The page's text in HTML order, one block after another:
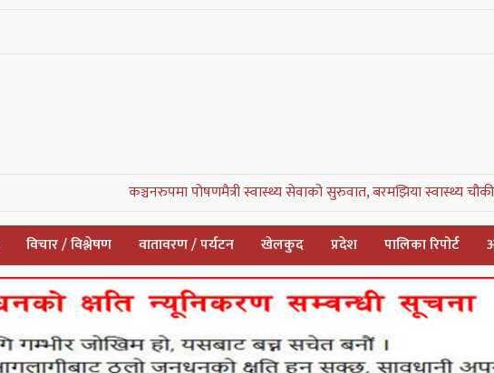
कञ्चनरुपमा पोषणमैत्री स्वास्थ्य सेवाको सुरुवात, बरमझिया स्वास्थ्य चौकी पहिलो घोषित |
विचार / विश्लेषण वातावरण / पर्यटन खेलकुद प्रदेश पालिका रिपोर्ट